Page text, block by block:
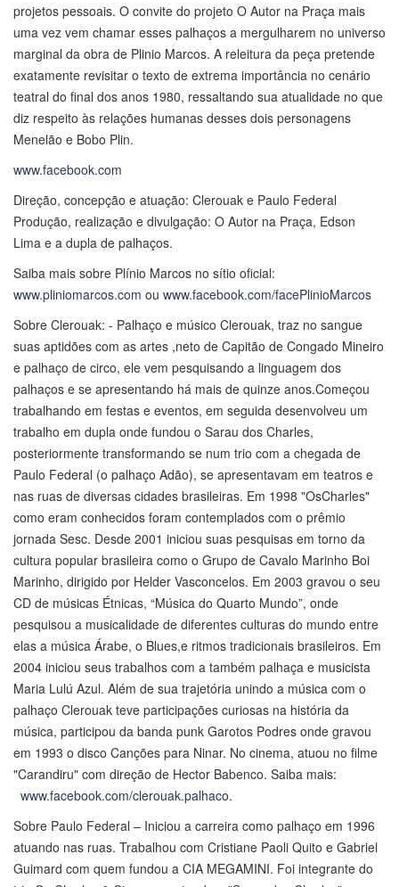
projetos pessoais. O convite do projeto O Autor na Praça mais
uma vez vem chamar esses palhaços a mergulharem no universo
marginal da obra de Plinio Marcos. A releitura da peça pretende
exatamente revisitar o texto de extrema importância no cenário
teatral do final dos anos 1980, ressaltando sua atualidade no que
diz respeito às relações humanas desses dois personagens
Menelão e Bobo Plin.
www.facebook.com
Direção, concepção e atuação: Clerouak e Paulo Federal
Produção, realização e divulgação: O Autor na Praça, Edson
Lima e a dupla de palhaços.
Saiba mais sobre Plínio Marcos no sítio oficial:
www.pliniomarcos.com ou www.facebook.com/facePlinioMarcos
Sobre Clerouak: - Palhaço e músico Clerouak, traz no sangue
suas aptidões com as artes ,neto de Capitão de Congado Mineiro
e palhaço de circo, ele vem pesquisando a linguagem dos
palhaços e se apresentando há mais de quinze anos.Começou
trabalhando em festas e eventos, em seguida desenvolveu um
trabalho em dupla onde fundou o Sarau dos Charles,
posteriormente transformando se num trio com a chegada de
Paulo Federal (o palhaço Adão), se apresentavam em teatros e
nas ruas de diversas cidades brasileiras. Em 1998 "OsCharles"
como eram conhecidos foram contemplados com o prêmio
jornada Sesc. Desde 2001 iniciou suas pesquisas em torno da
cultura popular brasileira como o Grupo de Cavalo Marinho Boi
Marinho, dirigido por Helder Vasconcelos. Em 2003 gravou o seu
CD de músicas Étnicas, “Música do Quarto Mundo”, onde
pesquisou a musicalidade de diferentes culturas do mundo entre
elas a música Árabe, o Blues,e ritmos tradicionais brasileiros. Em
2004 iniciou seus trabalhos com a também palhaça e musicista
Maria Lulú Azul. Além de sua trajetória unindo a música com o
palhaço Clerouak teve participações curiosas na história da
música, participou da banda punk Garotos Podres onde gravou
em 1993 o disco Canções para Ninar. No cinema, atuou no filme
"Carandiru" com direção de Hector Babenco. Saiba mais:
www.facebook.com/clerouak.palhaco.
Sobre Paulo Federal – Iniciou a carreira como palhaço em 1996
atuando nas ruas. Trabalhou com Cristiane Paoli Quito e Gabriel
Guimard com quem fundou a CIA MEGAMINI. Foi integrante do